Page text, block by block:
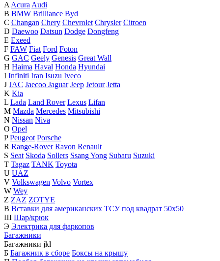
A Acura Audi
B BMW Brilliance Byd
C Changan Chery Chevrolet Chrysler Citroen
D Daewoo Datsun Dodge Dongfeng
E Exeed
F FAW Fiat Ford Foton
G GAC Geely Genesis Great Wall
H Haima Haval Honda Hyundai
I Infiniti Iran Isuzu Iveco
J JAC Jaecoo Jaguar Jeep Jetour Jetta
K Kia
L Lada Land Rover Lexus Lifan
M Mazda Mercedes Mitsubishi
N Nissan Niva
O Opel
P Peugeot Porsche
R Range-Rover Ravon Renault
S Seat Skoda Sollers Ssang Yong Subaru Suzuki
T Tagaz TANK Toyota
U UAZ
V Volkswagen Volvo Vortex
W Wey
Z ZAZ ZOTYE
В Вставки для американских ТСУ под квадрат 50х50
Ш Шар/крюк
Э Электрика для фаркопов
Багажники
Багажники jkl
Б Багажник в сборе Боксы на крышу